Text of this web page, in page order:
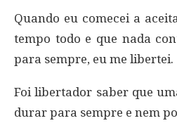
Quando eu comecei a
tempo todo e que nada
para sempre, eu me libertei.
Foi libertador saber que
durar para sempre e nem